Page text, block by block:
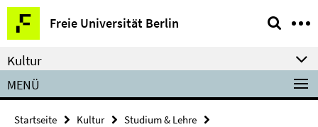
Springe
direkt
zu
Inhalt
Freie Universität Berlin
Service-
Navigation
Kultur
MENÜ
Startseite Kultur
Studium & Lehre